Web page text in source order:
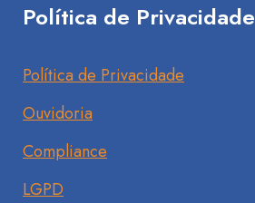
Política de Privacidade
Política de Privacidade
Ouvidoria
Compliance
LGPD